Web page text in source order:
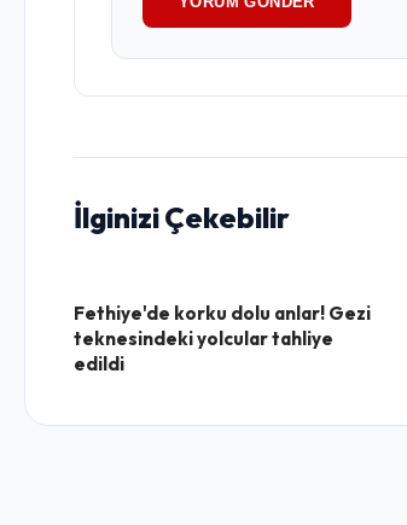
İlginizi Çekebilir
Fethiye'de korku dolu anlar! Gezi
teknesindeki yolcular tahliye
edildi